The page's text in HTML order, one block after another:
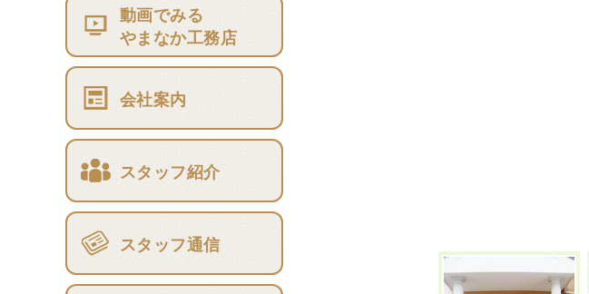
動画でみる
やまなか工務店
会社案内
スタッフ紹介
スタッフ通信